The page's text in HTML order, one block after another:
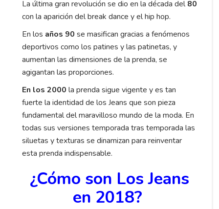
La última gran revolución se dio en la década del80
con la aparición del break dance y el hip hop.
En los años 90 se masifican gracias a fenómenos
deportivos como los patines y las patinetas, y
aumentan las dimensiones de la prenda, se
agigantan las proporciones.
En los 2000 la prenda sigue vigente y es tan
fuerte la identidad de los Jeans que son pieza
fundamental del maravilloso mundo de la moda. En
todas sus versiones temporada tras temporada las
siluetas y texturas se dinamizan para reinventar
esta prenda indispensable.
¿Cómo son Los Jeans
en 2018?